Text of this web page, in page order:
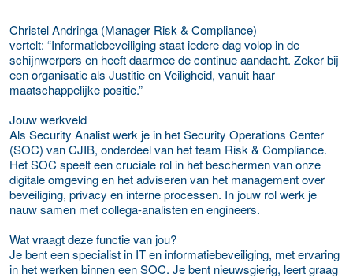
Christel Andringa (Manager Risk & Compliance)
vertelt: “Informatiebeveiliging staat iedere dag volop in de
schijnwerpers en heeft daarmee de continue aandacht. Zeker bij
een organisatie als Justitie en Veiligheid, vanuit haar
maatschappelijke positie.”
Jouw werkveld
Als Security Analist werk je in het Security Operations Center
(SOC) van CJIB, onderdeel van het team Risk & Compliance.
Het SOC speelt een cruciale rol in het beschermen van onze
digitale omgeving en het adviseren van het management over
beveiliging, privacy en interne processen. In jouw rol werk je
nauw samen met collega-analisten en engineers.
Wat vraagt deze functie van jou?
Je bent een specialist in IT en informatiebeveiliging, met ervaring
in het werken binnen een SOC. Je bent nieuwsgierig, leert graag